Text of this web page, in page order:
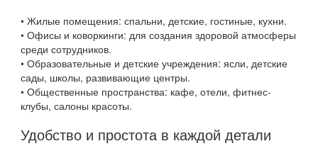
• Жилые помещения: спальни, детские, гостиные, кухни.
• Офисы и коворкинги: для создания здоровой атмосферы
среди сотрудников.
• Образовательные и детские учреждения: ясли, детские
сады, школы, развивающие центры.
• Общественные пространства: кафе, отели, фитнес-
клубы, салоны красоты.
Удобство и простота в каждой детали